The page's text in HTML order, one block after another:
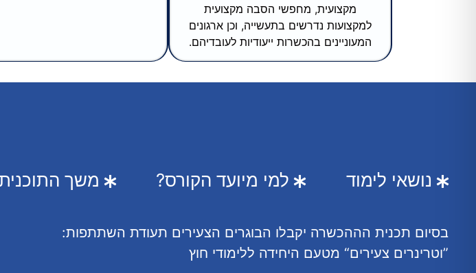
מקצועית, מחפשי הסבה מקצועית
למקצועות נדרשים בתעשייה, וכן ארגונים
המעוניינים בהכשרות ייעודיות לעובדיהם.
נושאי לימוד למי מיועד הקורס? משך
בסיום תכנית הההכשרה יקבלו הבוגרים הצעירים תעודת השתתפות:
”וטרינרים צעירים“ מטעם היחידה ללימודי חוץ